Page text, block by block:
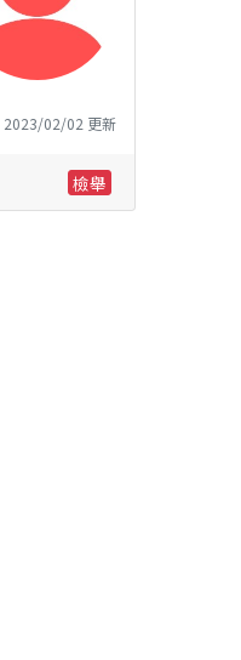
2023/02/02 更新
檢舉